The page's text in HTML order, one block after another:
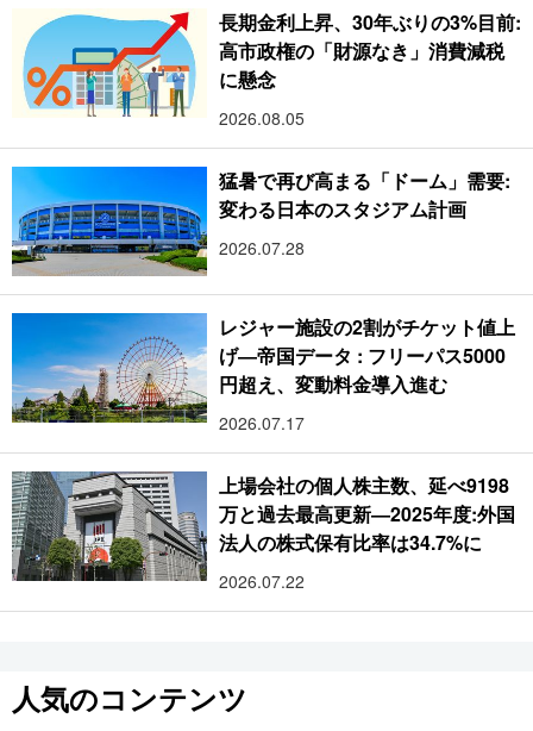
長期金利上昇、30年ぶりの3%目前:
高市政権の「財源なき」消費減税
に懸念
2026.08.05
猛暑で再び高まる「ドーム」需要:
変わる日本のスタジアム計画
2026.07.28
レジャー施設の2割がチケット値上
げ―帝国データ : フリーパス5000
円超え、変動料金導入進む
2026.07.17
上場会社の個人株主数、延べ9198
万と過去最高更新―2025年度:外国
法人の株式保有比率は34.7%に
2026.07.22
人気のコンテンツ